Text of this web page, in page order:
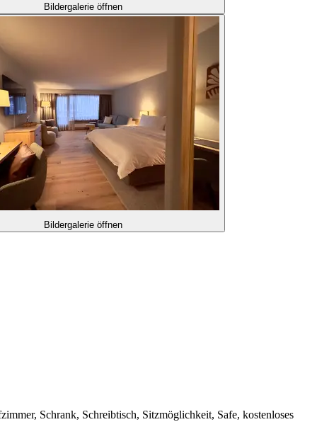
Bildergalerie öffnen
Bildergalerie öffnen
Schrank, Schreibtisch, Sitzmöglichkeit, Safe, kostenloses